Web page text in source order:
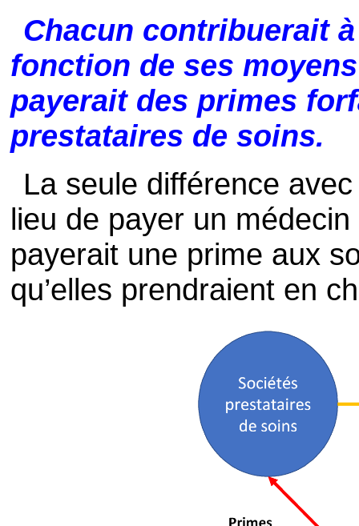
Chacun contribuerait
fonction de ses
payerait des primes
prestataires de soins.
La seule différence
lieu de payer un
payerait une prime aux
qu’elles prendraient en